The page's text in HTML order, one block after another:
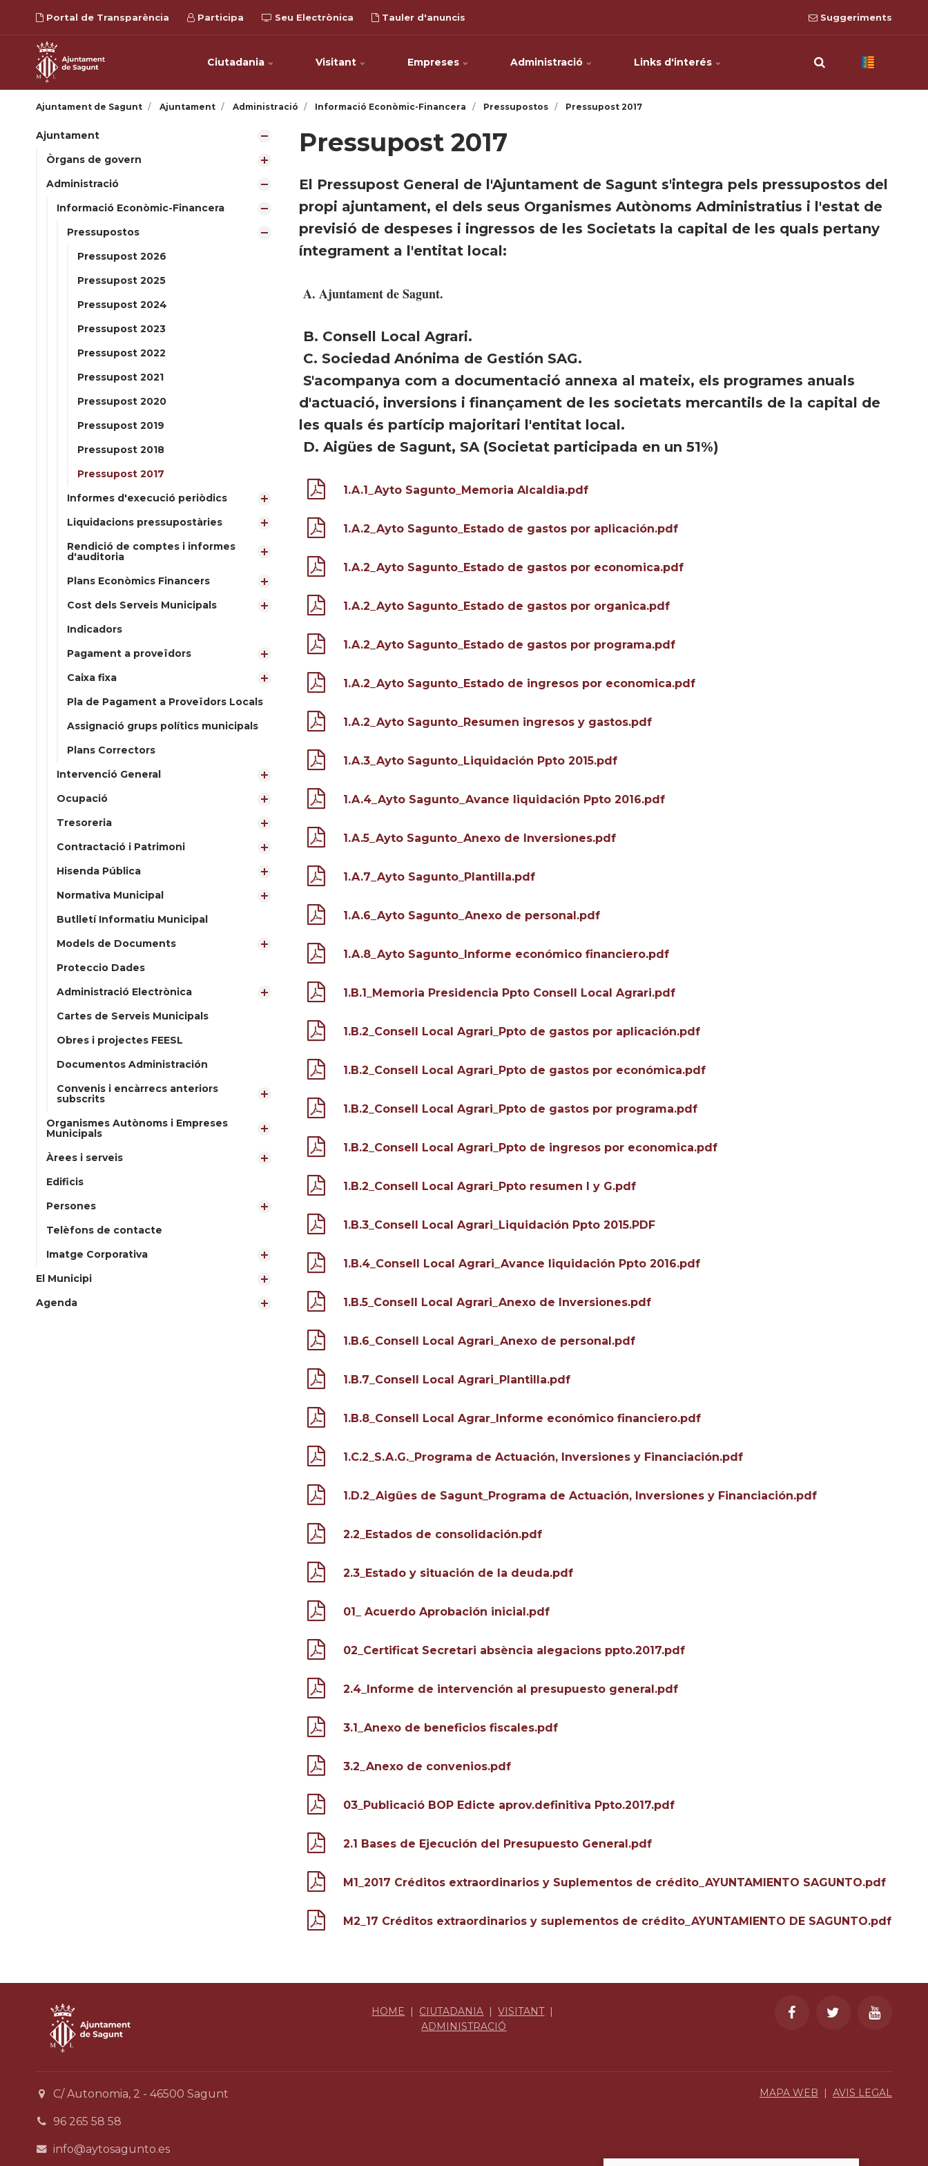
Portal de Transparència Participa Seu Electrònica Tauler d'anuncis Suggeriments
Ciutadania Visitant Empreses Administració Links d'interés
Ajuntament de Sagunt Ajuntament Administració Informació Econòmic-Financera Pressupostos Pressupost 2017
Ajuntament
Òrgans de govern
Administració
Informació Econòmic-Financera
Pressupostos
Pressupost 2026
Pressupost 2025
Pressupost 2024
Pressupost 2023
Pressupost 2022
Pressupost 2021
Pressupost 2020
Pressupost 2019
Pressupost 2018
Pressupost 2017
Informes d'execució periòdics
Liquidacions pressupostàries
Rendició de comptes i informes
d'auditoria
Plans Econòmics Financers
Cost dels Serveis Municipals
Indicadors
Pagament a proveïdors
Caixa fixa
Pla de Pagament a Proveïdors Locals
Assignació grups polítics municipals
Plans Correctors
Intervenció General
Ocupació
Tresoreria
Contractació i Patrimoni
Hisenda Pública
Normativa Municipal
Butlletí Informatiu Municipal
Models de Documents
Proteccio Dades
Administració Electrònica
Cartes de Serveis Municipals
Obres i projectes FEESL
Documentos Administración
Convenis i encàrrecs anteriors
subscrits
Organismes Autònoms i Empreses
Municipals
Àrees i serveis
Edificis
Persones
Telèfons de contacte
Imatge Corporativa
El Municipi
Agenda
Pressupost 2017
​El Pressupost General de l'Ajuntament de Sagunt s'integra pels pressupostos del
propi ajuntament, el dels seus Organismes Autònoms Administratius i l'estat de
previsió de despeses i ingressos de les Societats la capital de les quals pertany
íntegrament a l'entitat local:
A. Ajuntament de Sagunt.
B. Consell Local Agrari.
C. Sociedad Anónima de Gestión SAG.
S'acompanya com a documentació annexa al mateix, els programes anuals
d'actuació, inversions i finançament de les societats mercantils de la capital de
les quals és partícip majoritari l'entitat local.
D. Aigües de Sagunt, SA (Societat participada en un 51%)
1.A.1_Ayto Sagunto_Memoria Alcaldia.pdf
1.A.2_Ayto Sagunto_Estado de gastos por aplicación.pdf
1.A.2_Ayto Sagunto_Estado de gastos por economica.pdf
1.A.2_Ayto Sagunto_Estado de gastos por organica.pdf
1.A.2_Ayto Sagunto_Estado de gastos por programa.pdf
1.A.2_Ayto Sagunto_Estado de ingresos por economica.pdf
1.A.2_Ayto Sagunto_Resumen ingresos y gastos.pdf
1.A.3_Ayto Sagunto_Liquidación Ppto 2015.pdf
1.A.4_Ayto Sagunto_Avance liquidación Ppto 2016.pdf
1.A.5_Ayto Sagunto_Anexo de Inversiones.pdf
1.A.7_Ayto Sagunto_Plantilla.pdf
1.A.6_Ayto Sagunto_Anexo de personal.pdf
1.A.8_Ayto Sagunto_Informe económico financiero.pdf
1.B.1_Memoria Presidencia Ppto Consell Local Agrari.pdf
1.B.2_Consell Local Agrari_Ppto de gastos por aplicación.pdf
1.B.2_Consell Local Agrari_Ppto de gastos por económica.pdf
1.B.2_Consell Local Agrari_Ppto de gastos por programa.pdf
1.B.2_Consell Local Agrari_Ppto de ingresos por economica.pdf
1.B.2_Consell Local Agrari_Ppto resumen I y G.pdf
1.B.3_Consell Local Agrari_Liquidación Ppto 2015.PDF
1.B.4_Consell Local Agrari_Avance liquidación Ppto 2016.pdf
1.B.5_Consell Local Agrari_Anexo de Inversiones.pdf
1.B.6_Consell Local Agrari_Anexo de personal.pdf
1.B.7_Consell Local Agrari_Plantilla.pdf
1.B.8_Consell Local Agrar_Informe económico financiero.pdf
1.C.2_S.A.G._Programa de Actuación, Inversiones y Financiación.pdf
1.D.2_Aigües de Sagunt_Programa de Actuación, Inversiones y Financiación.pdf
2.2_Estados de consolidación.pdf
2.3_Estado y situación de la deuda.pdf
01_ Acuerdo Aprobación inicial.pdf
02_Certificat Secretari absència alegacions ppto.2017.pdf
2.4_Informe de intervención al presupuesto general.pdf
3.1_Anexo de beneficios fiscales.pdf
3.2_Anexo de convenios.pdf
03_Publicació BOP Edicte aprov.definitiva Ppto.2017.pdf
2.1 Bases de Ejecución del Presupuesto General.pdf
M1_2017 Créditos extraordinarios y Suplementos de crédito_AYUNTAMIENTO SAGUNTO.pdf
M2_17 Créditos extraordinarios y suplementos de crédito_AYUNTAMIENTO DE SAGUNTO.pdf
HOME | CIUTADANIA |VISITANT|
ADMINISTRACIÓ
C/ Autonomia, 2 - 46500 Sagunt
96 265 58 58
info@aytosagunto.es
MAPA WEB | AVIS LEGAL